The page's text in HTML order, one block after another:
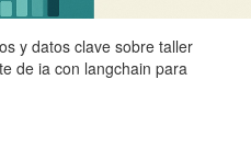
y datos clave sobre taller
de ia con langchain para